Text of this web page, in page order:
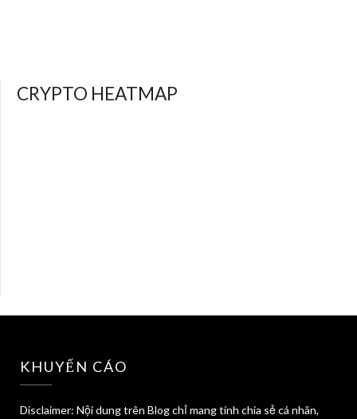
CRYPTO HEATMAP
KHUYẾN CÁO
Disclaimer: Nội dung trên Blog chỉ mang tính chia sẻ cá nhân,